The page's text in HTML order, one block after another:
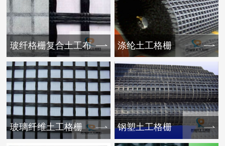
玻纤格栅复合土工布 涤纶土工格栅
玻璃纤维土工格栅 钢塑土工格栅